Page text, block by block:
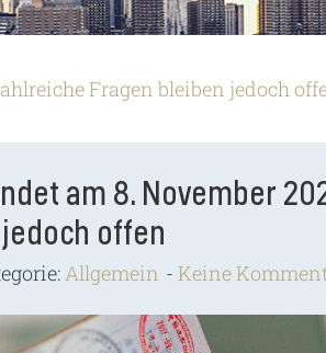
Fragen bleiben jedoch
am 8. November
offen
Allgemein Keine